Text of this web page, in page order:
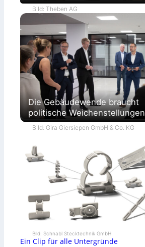
Bild: Theben AG
Die Gebäudewende braucht
politische Weichenstellungen
Bild: Gira Giersiepen GmbH & Co. KG
Bild: Schnabl Stecktechnik GmbH
Ein Clip für alle Untergründe